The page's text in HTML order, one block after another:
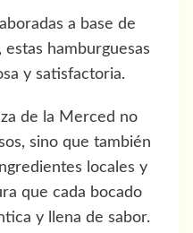
a base de
estas hamburguesas
y satisfactoria.
de la Merced no
sino que también
locales y
que cada bocado
y llena de sabor.